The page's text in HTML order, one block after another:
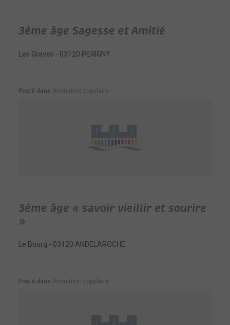
3ème âge Sagesse et Amitié
Les Graves - 03120 PERIGNY
Posté dans Animation populaire
3ème âge « savoir vieillir et sourire
»
Le Bourg - 03120 ANDELAROCHE
Posté dans Animation populaire